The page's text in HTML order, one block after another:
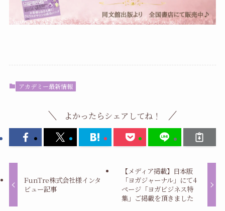
アカデミー最新情報
よかったらシェアしてね！
FunTre株式会社様インタ
ビュー記事
【メディア掲載】日本版
「ヨガジャーナル」にて4
ページ「ヨガビジネス特
集」ご掲載を頂きました